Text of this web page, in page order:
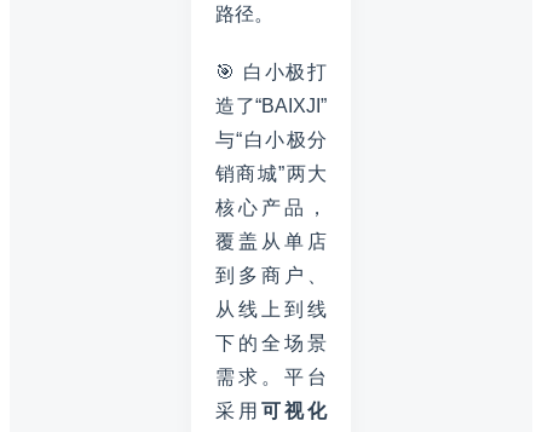
路径。
🎯 白小极打
造了“BAIXJI”
与“白小极分
销商城”两大
核心产品，
覆盖从单店
到多商户、
从线上到线
下的全场景
需求。平台
采用 可视化